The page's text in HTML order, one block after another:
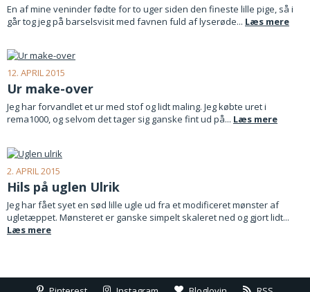
En af mine veninder fødte for to uger siden den fineste lille pige, så i
går tog jeg på barselsvisit med favnen fuld af lyserøde... Læs mere
12. APRIL 2015
Ur make-over
Jeg har forvandlet et ur med stof og lidt maling. Jeg købte uret i
rema1000, og selvom det tager sig ganske fint ud på... Læs mere
2. APRIL 2015
Hils på uglen Ulrik
Jeg har fået syet en sød lille ugle ud fra et modificeret mønster af
ugletæppet. Mønsteret er ganske simpelt skaleret ned og gjort lidt...
Læs mere